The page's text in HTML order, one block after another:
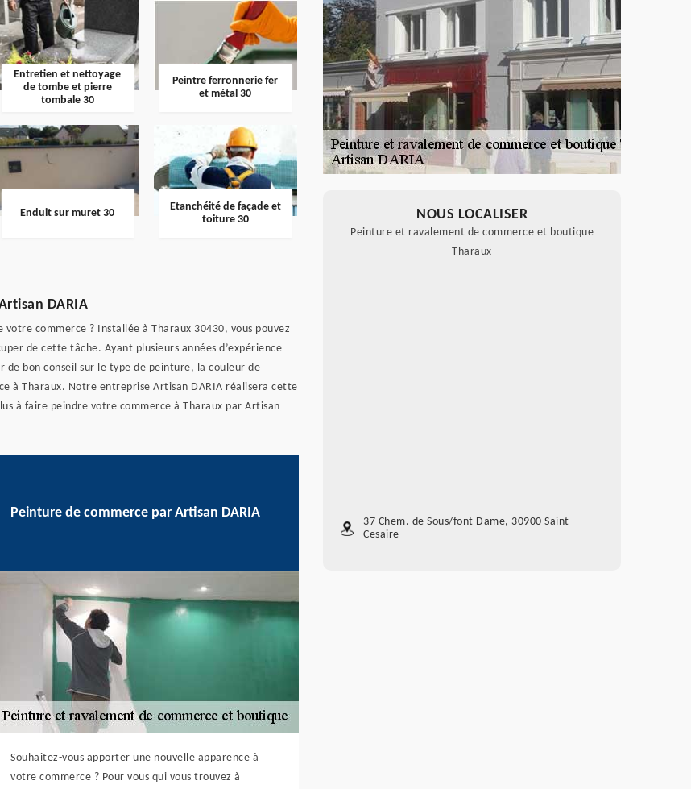
Entretien et nettoyage
de tombe et pierre
tombale 30
Peintre ferronnerie fer
et métal 30
Enduit sur muret 30
Etanchéité de façade et
toiture 30
DARIA
commerce ? Installée à Tharaux 30430, vous pouvez
de cette tâche. Ayant plusieurs années d’expérience
de bon conseil sur le type de peinture, la couleur de
à Tharaux. Notre entreprise Artisan DARIA réalisera cette
à faire peindre votre commerce à Tharaux par Artisan
Peinture de commerce par Artisan DARIA
Souhaitez-vous apporter une nouvelle apparence à
votre commerce ? Pour vous qui vous trouvez à
NOUS LOCALISER
Peinture et ravalement de commerce et boutique
Tharaux
37 Chem. de Sous/font Dame, 30900 Saint
Cesaire